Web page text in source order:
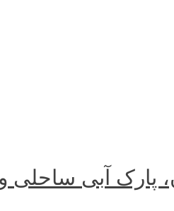
پارک آبی ساحلی و